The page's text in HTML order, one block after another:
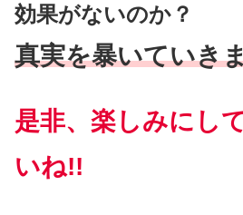
効果がないのか？
真実を暴いていき
是非、楽しみにし
いね!!